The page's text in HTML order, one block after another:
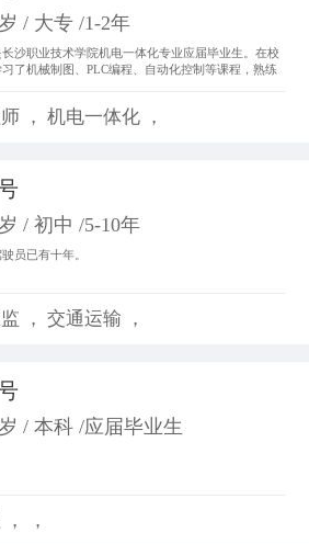
/ 大专 /1-2年
沙职业技术学院机电一体化专业应届毕业生。在校
了机械制图、PLC编程、自动化控制等课程，熟练
队协作，动手能力强，对工业自动化领域充满热情
， 机电一体化 ，
/ 初中 /5-10年
员已有十年。
， 交通运输 ，
/ 本科 /应届毕业生
，